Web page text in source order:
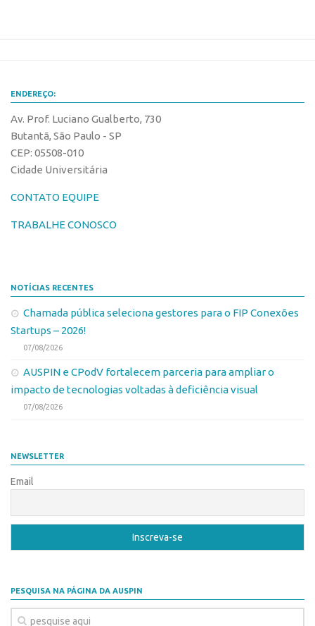
ENDEREÇO:
Av. Prof. Luciano Gualberto, 730
Butantã, São Paulo - SP
CEP: 05508-010
Cidade Universitária
CONTATO EQUIPE
TRABALHE CONOSCO
NOTÍCIAS RECENTES
Chamada pública seleciona gestores para o FIP Conexões
Startups – 2026!
07/08/2026
AUSPIN e CPodV fortalecem parceria para ampliar o
impacto de tecnologias voltadas à deficiência visual
07/08/2026
NEWSLETTER
Email
PESQUISA NA PÁGINA DA AUSPIN